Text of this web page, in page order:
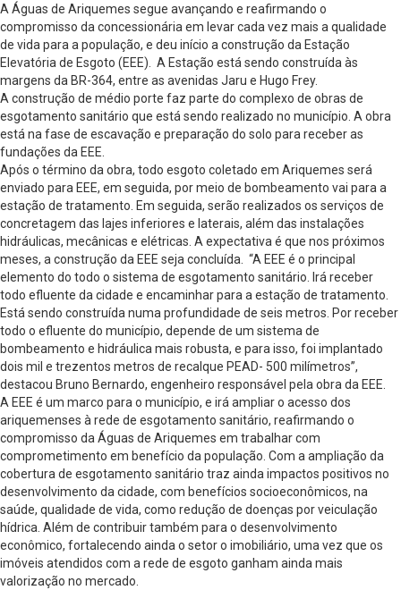
A Águas de Ariquemes segue avançando e reafirmando o
compromisso da concessionária em levar cada vez mais a qualidade
de vida para a população, e deu início a construção da Estação
Elevatória de Esgoto (EEE). A Estação está sendo construída às
margens da BR-364, entre as avenidas Jaru e Hugo Frey.
A construção de médio porte faz parte do complexo de obras de
esgotamento sanitário que está sendo realizado no município. A obra
está na fase de escavação e preparação do solo para receber as
fundações da EEE.
Após o término da obra, todo esgoto coletado em Ariquemes será
enviado para EEE, em seguida, por meio de bombeamento vai para a
estação de tratamento. Em seguida, serão realizados os serviços de
concretagem das lajes inferiores e laterais, além das instalações
hidráulicas, mecânicas e elétricas. A expectativa é que nos próximos
meses, a construção da EEE seja concluída. “A EEE é o principal
elemento do todo o sistema de esgotamento sanitário. Irá receber
todo efluente da cidade e encaminhar para a estação de tratamento.
Está sendo construída numa profundidade de seis metros. Por receber
todo o efluente do município, depende de um sistema de
bombeamento e hidráulica mais robusta, e para isso, foi implantado
dois mil e trezentos metros de recalque PEAD- 500 milímetros”,
destacou Bruno Bernardo, engenheiro responsável pela obra da EEE.
A EEE é um marco para o município, e irá ampliar o acesso dos
ariquemenses à rede de esgotamento sanitário, reafirmando o
compromisso da Águas de Ariquemes em trabalhar com
comprometimento em benefício da população. Com a ampliação da
cobertura de esgotamento sanitário traz ainda impactos positivos no
desenvolvimento da cidade, com benefícios socioeconômicos, na
saúde, qualidade de vida, como redução de doenças por veiculação
hídrica. Além de contribuir também para o desenvolvimento
econômico, fortalecendo ainda o setor o imobiliário, uma vez que os
imóveis atendidos com a rede de esgoto ganham ainda mais
valorização no mercado.